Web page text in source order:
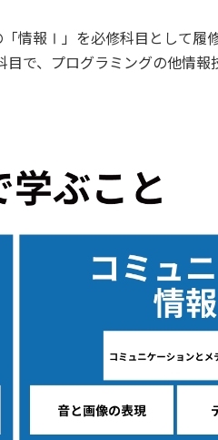
情報Ⅰ」を必修科目として履
で、プログラミングの他情